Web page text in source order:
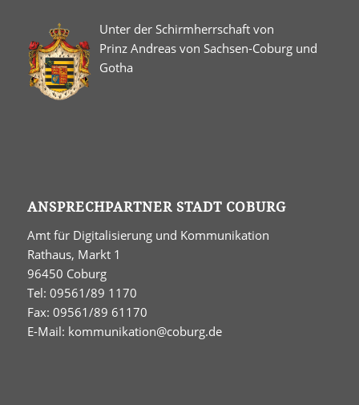
Unter der Schirmherrschaft von
Prinz Andreas von Sachsen-Coburg und
Gotha
ANSPRECHPARTNER STADT COBURG
Amt für Digitalisierung und Kommunikation
Rathaus, Markt 1
96450 Coburg
Tel: 09561/89 1170
Fax: 09561/89 61170
E-Mail: kommunikation@coburg.de